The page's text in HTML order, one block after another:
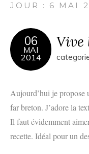
JOUR : 6 MAI
06
MAI
2014
Vive
Aujourd’hui je propose
far breton. J’adore la
Il faut évidemment
recette. Idéal pour un